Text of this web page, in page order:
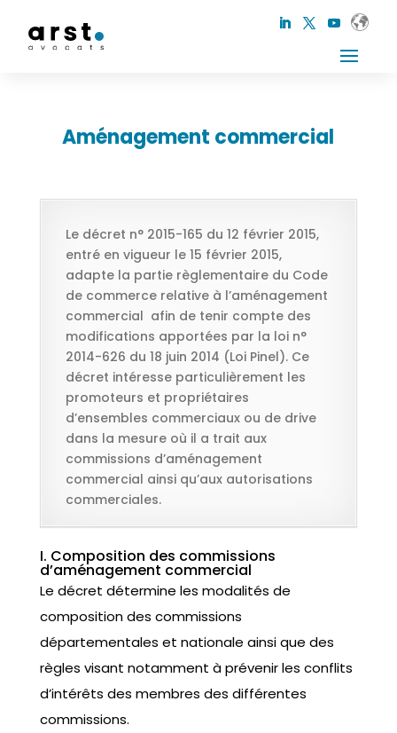
Aménagement commercial
Le décret n° 2015-165 du 12 février 2015,
entré en vigueur le 15 février 2015,
adapte la partie règlementaire du Code
de commerce relative à l’aménagement
commercial afin de tenir compte des
modifications apportées par la loi n°
2014-626 du 18 juin 2014 (Loi Pinel). Ce
décret intéresse particulièrement les
promoteurs et propriétaires
d’ensembles commerciaux ou de drive
dans la mesure où il a trait aux
commissions d’aménagement
commercial ainsi qu’aux autorisations
commerciales.
I. Composition des commissions
d’aménagement commercial
Le décret détermine les modalités de
composition des commissions
départementales et nationale ainsi que des
règles visant notamment à prévenir les conflits
d’intérêts des membres des différentes
commissions.